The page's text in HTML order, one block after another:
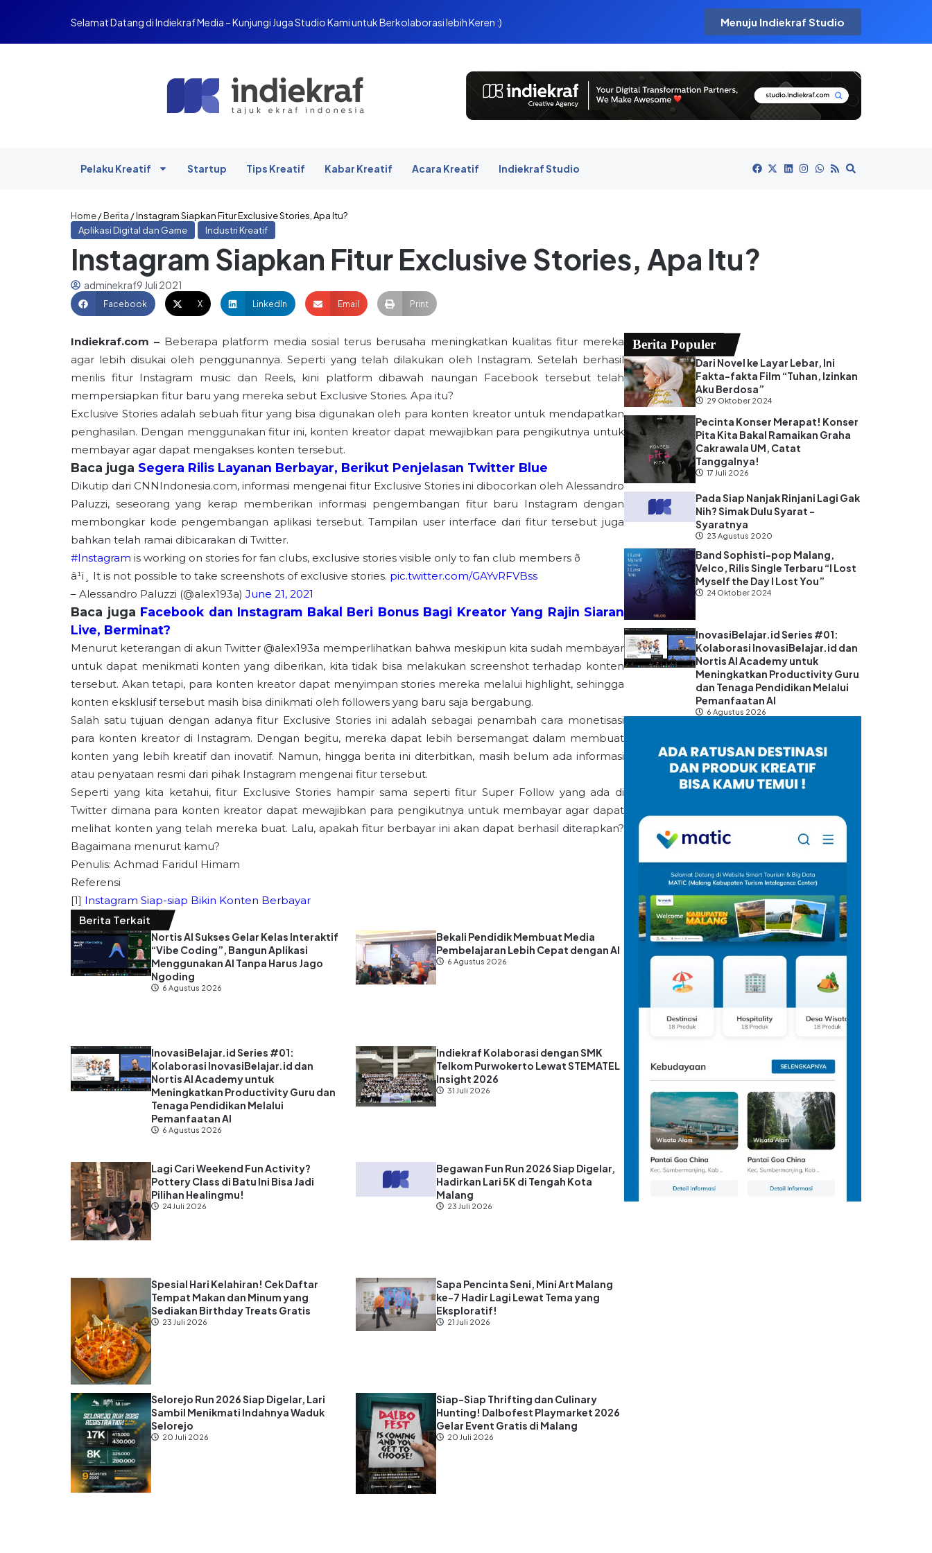
Selamat Datang di Indiekraf Media – Kunjungi Juga Studio Kami untuk Berkolaborasi lebih Keren :) Menuju Indiekraf Studio
Pelaku Kreatif Startup Tips Kreatif Kabar Kreatif Acara Kreatif Indiekraf Studio
Home/Berita /Instagram Siapkan Fitur Exclusive Stories, Apa Itu?
Aplikasi Digital dan Game
Industri Kreatif
Instagram Siapkan Fitur Exclusive Stories, Apa Itu?
adminekraf9 Juli 2021
Facebook X LinkedIn Email Print
Indiekraf.com –Beberapa platform media sosial terus berusaha meningkatkan kualitas fitur mereka
agar lebih disukai oleh penggunannya. Seperti yang telah dilakukan oleh Instagram. Setelah berhasil
merilis fitur Instagram music dan Reels, kini platform dibawah naungan Facebook tersebut telah
mempersiapkan fitur baru yang mereka sebut Exclusive Stories. Apa itu?
Exclusive Stories adalah sebuah fitur yang bisa digunakan oleh para konten kreator untuk mendapatkan
penghasilan. Dengan menggunakan fitur ini, konten kreator dapat mewajibkan para pengikutnya untuk
membayar agar dapat mengakses konten tersebut.
Baca juga Segera Rilis Layanan Berbayar, Berikut Penjelasan Twitter Blue
Dikutip dari CNNIndonesia.com, informasi mengenai fitur Exclusive Stories ini dibocorkan oleh Alessandro
Paluzzi, seseorang yang kerap memberikan informasi pengembangan fitur baru Instagram dengan
membongkar kode pengembangan aplikasi tersebut. Tampilan user interface dari fitur tersebut juga
bahkan telah ramai dibicarakan di Twitter.
#Instagram is working on stories for fan clubs, exclusive stories visible only to fan club members ð
â¹ï¸ It is not possible to take screenshots of exclusive stories. pic.twitter.com/GAYvRFVBss
– Alessandro Paluzzi (@alex193a) June 21, 2021
Baca juga Facebook dan Instagram Bakal Beri Bonus Bagi Kreator Yang Rajin Siaran
Live, Berminat?
Menurut keterangan di akun Twitter @alex193a memperlihatkan bahwa meskipun kita sudah membayar
untuk dapat menikmati konten yang diberikan, kita tidak bisa melakukan screenshot terhadap konten
tersebut. Akan tetapi, para konten kreator dapat menyimpan stories mereka melalui highlight, sehingga
konten eksklusif tersebut masih bisa dinikmati oleh followers yang baru saja bergabung.
Salah satu tujuan dengan adanya fitur Exclusive Stories ini adalah sebagai penambah cara monetisasi
para konten kreator di Instagram. Dengan begitu, mereka dapat lebih bersemangat dalam membuat
konten yang lebih kreatif dan inovatif. Namun, hingga berita ini diterbitkan, masih belum ada informasi
atau penyataan resmi dari pihak Instagram mengenai fitur tersebut.
Seperti yang kita ketahui, fitur Exclusive Stories hampir sama seperti fitur Super Follow yang ada di
Twitter dimana para konten kreator dapat mewajibkan para pengikutnya untuk membayar agar dapat
melihat konten yang telah mereka buat. Lalu, apakah fitur berbayar ini akan dapat berhasil diterapkan?
Bagaimana menurut kamu?
Penulis: Achmad Faridul Himam
Referensi
[1] Instagram Siap-siap Bikin Konten Berbayar
Berita Terkait
Nortis AI Sukses Gelar Kelas Interaktif
“Vibe Coding”, Bangun Aplikasi
Menggunakan AI Tanpa Harus Jago
Ngoding
6 Agustus 2026
Bekali Pendidik Membuat Media
Pembelajaran Lebih Cepat dengan AI
6 Agustus 2026
InovasiBelajar.id Series #01:
Kolaborasi InovasiBelajar.id dan
Nortis AI Academy untuk
Meningkatkan Productivity Guru dan
Tenaga Pendidikan Melalui
Pemanfaatan AI
6 Agustus 2026
Indiekraf Kolaborasi dengan SMK
Telkom Purwokerto Lewat STEMATEL
Insight 2026
31 Juli 2026
Lagi Cari Weekend Fun Activity?
Pottery Class di Batu Ini Bisa Jadi
Pilihan Healingmu!
24 Juli 2026
Begawan Fun Run 2026 Siap Digelar,
Hadirkan Lari 5K di Tengah Kota
Malang
23 Juli 2026
Spesial Hari Kelahiran! Cek Daftar
Tempat Makan dan Minum yang
Sediakan Birthday Treats Gratis
23 Juli 2026
Sapa Pencinta Seni, Mini Art Malang
ke-7 Hadir Lagi Lewat Tema yang
Eksploratif!
21 Juli 2026
Selorejo Run 2026 Siap Digelar, Lari
Sambil Menikmati Indahnya Waduk
Selorejo
20 Juli 2026
Siap-Siap Thrifting dan Culinary
Hunting! Dalbofest Playmarket 2026
Gelar Event Gratis di Malang
20 Juli 2026
Berita Populer
Dari Novel ke Layar Lebar, Ini
Fakta-fakta Film “Tuhan, Izinkan
Aku Berdosa”
29 Oktober 2024
Pecinta Konser Merapat! Konser
Pita Kita Bakal Ramaikan Graha
Cakrawala UM, Catat
Tanggalnya!
17 Juli 2026
Pada Siap Nanjak Rinjani Lagi Gak
Nih? Simak Dulu Syarat -
Syaratnya
23 Agustus 2020
Band Sophisti-pop Malang,
Velco, Rilis Single Terbaru “I Lost
Myself the Day I Lost You”
24 Oktober 2024
InovasiBelajar.id Series #01:
Kolaborasi InovasiBelajar.id dan
Nortis AI Academy untuk
Meningkatkan Productivity Guru
dan Tenaga Pendidikan Melalui
Pemanfaatan AI
6 Agustus 2026